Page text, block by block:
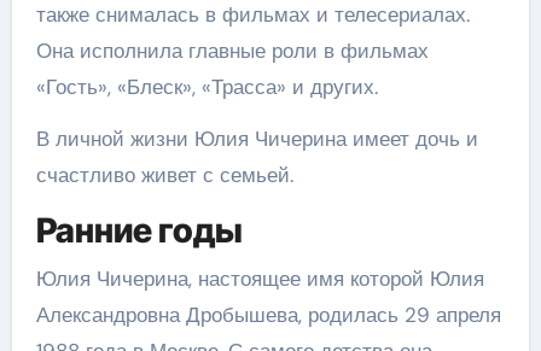
также снималась в фильмах и телесериалах.
Она исполнила главные роли в фильмах
«Гость», «Блеск», «Трасса» и других.
В личной жизни Юлия Чичерина имеет дочь и
счастливо живет с семьей.
Ранние годы
Юлия Чичерина, настоящее имя которой Юлия
Александровна Дробышева, родилась 29 апреля